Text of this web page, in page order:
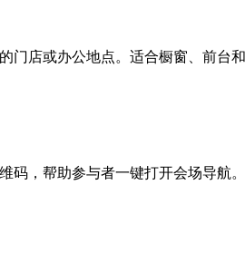
门店或办公地点。适合橱窗、前台和
码，帮助参与者一键打开会场导航。